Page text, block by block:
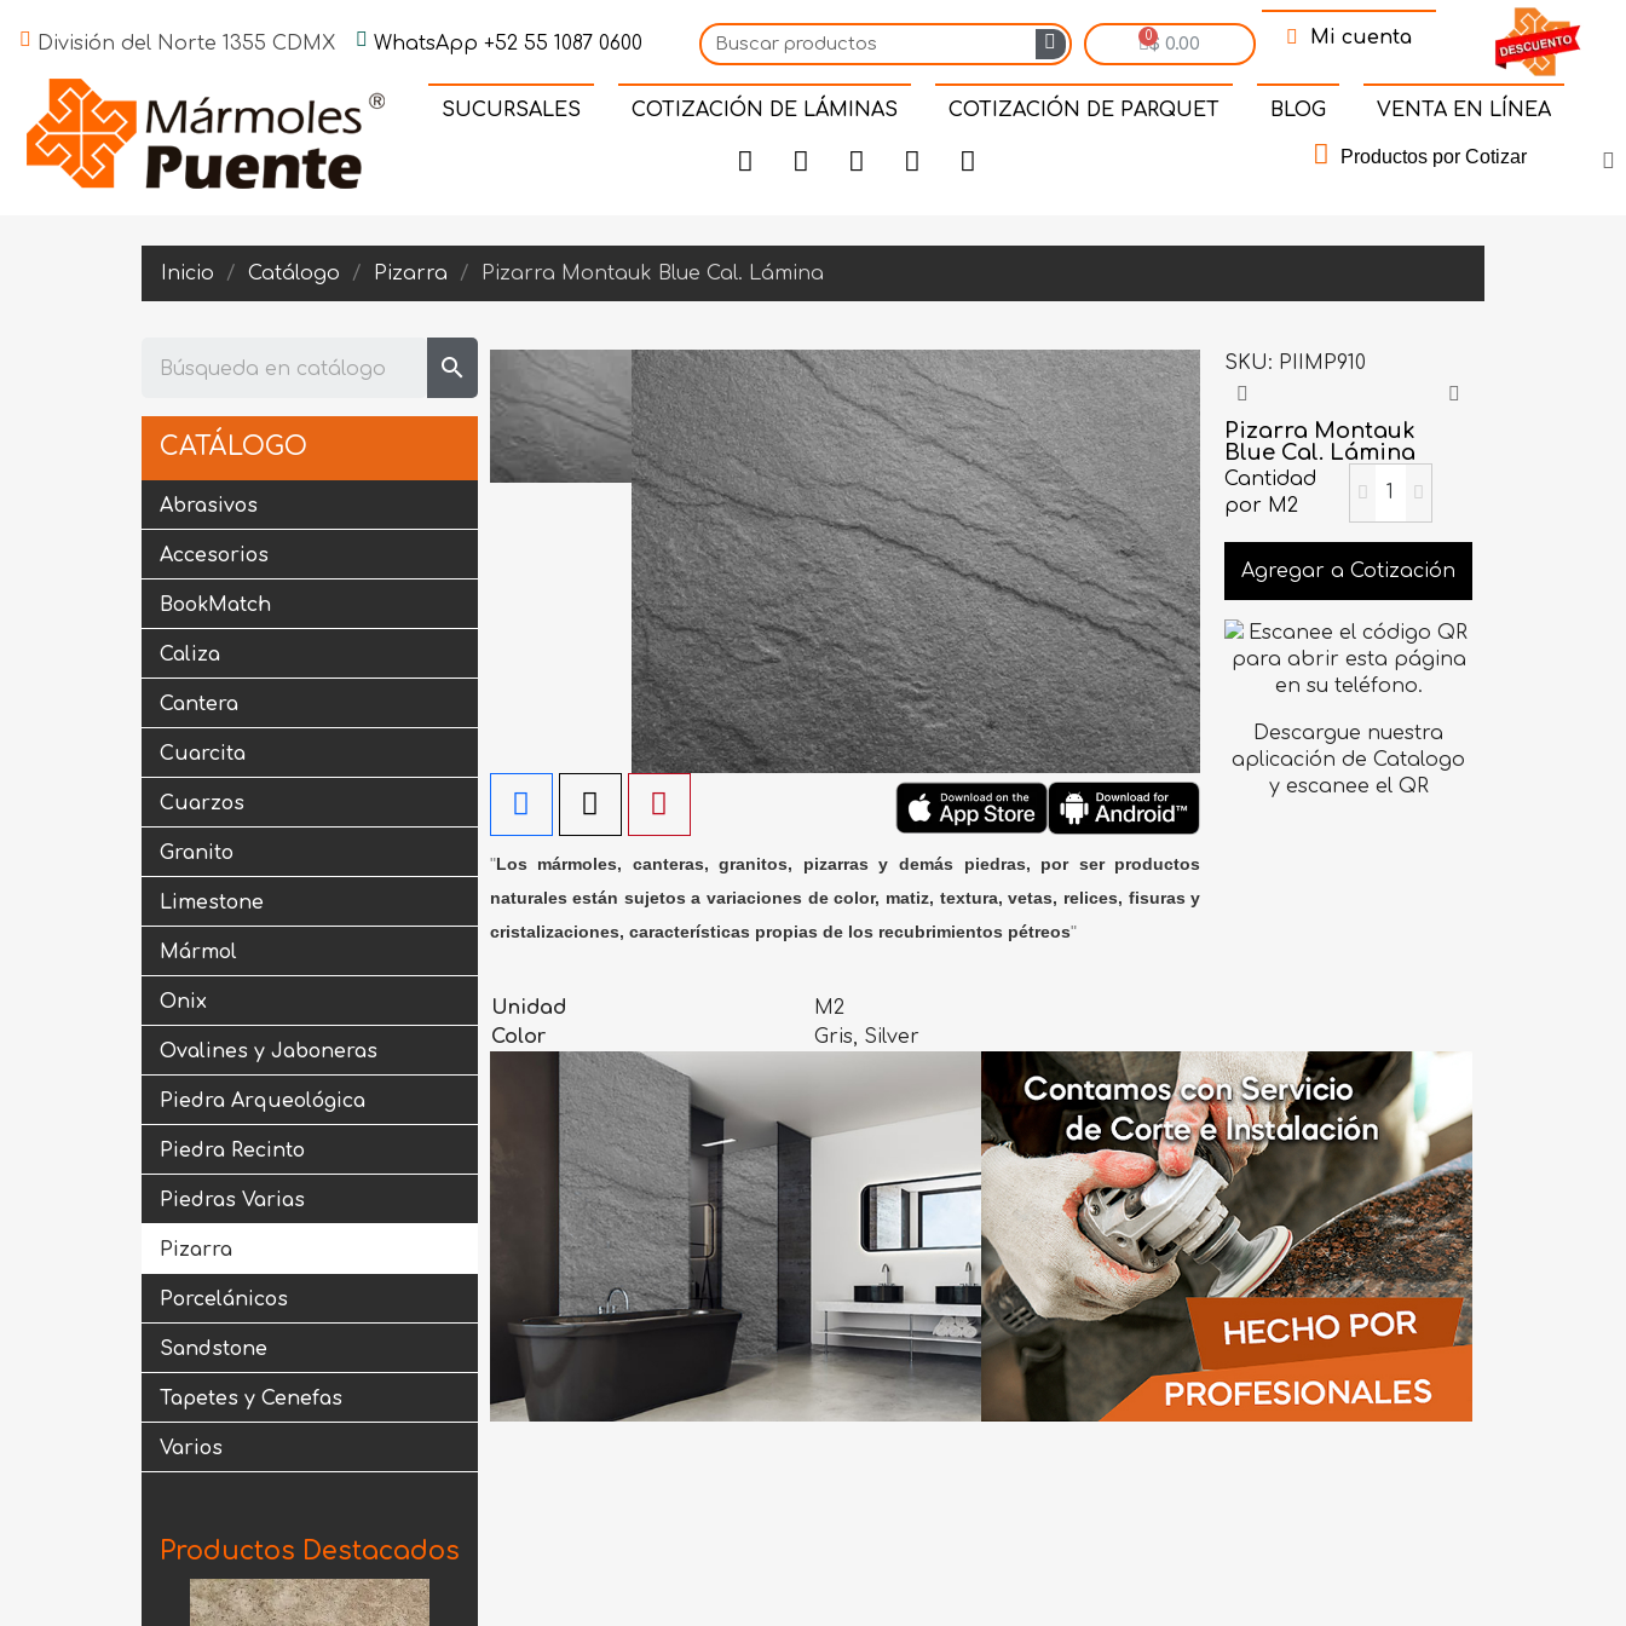
División del Norte 1355 CDMX WhatsApp +52 55 1087 0600 $ 0.00 Mi cuenta
SUCURSALES COTIZACIÓN DE LÁMINAS COTIZACIÓN DE PARQUET BLOG VENTA EN LÍNEA
Productos por Cotizar
Inicio Catálogo Pizarra Pizarra Montauk Blue Cal. Lámina
search
CATÁLOGO
Abrasivos
Accesorios
BookMatch
Caliza
Cantera
Cuarcita
Cuarzos
Granito
Limestone
Mármol
Onix
Ovalines y Jaboneras
Piedra Arqueológica
Piedra Recinto
Piedras Varias
Pizarra
Porcelánicos
Sandstone
Tapetes y Cenefas
Varios
Productos Destacados
"Los mármoles, canteras, granitos, pizarras y demás piedras, por ser productos
naturales están sujetos a variaciones de color, matiz, textura, vetas, relices, fisuras y
cristalizaciones, características propias de los recubrimientos pétreos"
SKU PIIMP910
Pizarra Montauk
Blue Cal. Lámina
Cantidad
por M2
Agregar a Cotización
Descargue nuestra
aplicación de Catalogo
y escanee el QR
Unidad
M2
Color
Gris, Silver